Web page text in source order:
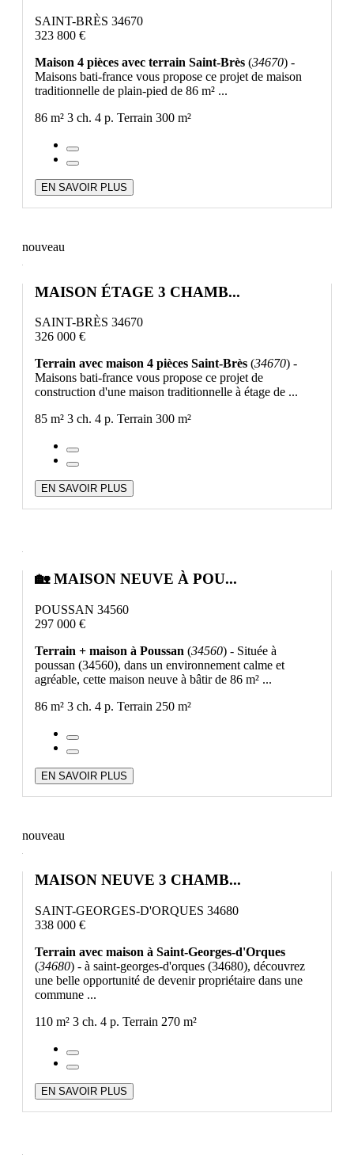
SAINT-BRÈS 34670
323 800 €
Maison 4 pièces avec terrain Saint-Brès (34670) -
Maisons bati-france vous propose ce projet de maison
traditionnelle de plain-pied de 86 m² ...
86 m² 3 ch. 4 p. Terrain 300 m²
EN SAVOIR PLUS
nouveau
MAISON ÉTAGE 3 CHAMB...
SAINT-BRÈS 34670
326 000 €
Terrain avec maison 4 pièces Saint-Brès (34670) -
Maisons bati-france vous propose ce projet de
construction d'une maison traditionnelle à étage de ...
85 m² 3 ch. 4 p. Terrain 300 m²
EN SAVOIR PLUS
🏡 MAISON NEUVE À POU...
POUSSAN 34560
297 000 €
Terrain + maison à Poussan (34560) - Située à
poussan (34560), dans un environnement calme et
agréable, cette maison neuve à bâtir de 86 m² ...
86 m² 3 ch. 4 p. Terrain 250 m²
EN SAVOIR PLUS
nouveau
MAISON NEUVE 3 CHAMB...
SAINT-GEORGES-D'ORQUES 34680
338 000 €
Terrain avec maison à Saint-Georges-d'Orques
(34680) - à saint-georges-d'orques (34680), découvrez
une belle opportunité de devenir propriétaire dans une
commune ...
110 m² 3 ch. 4 p. Terrain 270 m²
EN SAVOIR PLUS